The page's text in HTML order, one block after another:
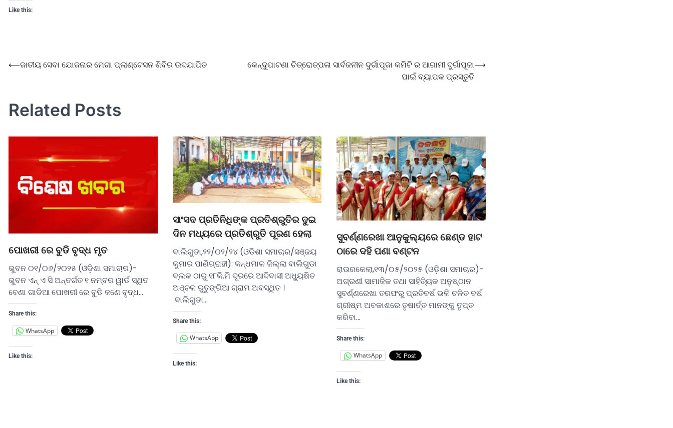
Like this:
⟵ଜାତୀୟ ସେବା ଯୋଜନାର ମେଗା ପ୍ଲାଣ୍ଟେସନ ଶିବିର ଉଦଯାପିତ
କେନ୍ଦୁପାଟଣା ଚିତ୍ରୋତ୍ପଳା ସାର୍ବଜନୀନ ଦୁର୍ଗାପୂଜା କମିଟି ର ଆଗାମୀ ଦୁର୍ଗାପୂଜା
ପାଇଁ ବ୍ୟାପକ ପ୍ରସ୍ତୁତି
⟶
Related Posts
ପୋଖରୀ ରେ ବୁଡି ବୃଦ୍ଧ ମୃତ
ଭୁବନ ୦୧/୦୬/୨୦୨୫ (ଓଡ଼ିଶା ସମାଚାର)-
ଭୁବନ ଏନ୍ ଏ ସି ଅନ୍ତର୍ଗତ ୧ ନମ୍ବର ୱାର୍ଡ ସ୍ଥିତ
ବେଣା ଗାଡିଆ ପୋଖରୀ ରେ ବୁଡି ଜଣେ ବୃଦ୍ଧ…
Share this:
WhatsApp
Like this:
ସାଂସଦ ପ୍ରତିନିଧିଙ୍କ ପ୍ରତିଶ୍ରୁତିର ଦୁଇ
ଦିନ ମଧ୍ୟରେ ପ୍ରତିଶ୍ରୁତି ପୂରଣ ହେଲା
ବାଲିଗୁଡା,୨୨/୦୨/୨୪ (ଓଡିଶା ସମାଚାର/ସଞ୍ଜୟ
କୁମାର ପାଣିଗ୍ରାହୀ): କନ୍ଧମାଳ ଜିଲ୍ଲା ବାଲିଗୁଡା
ବ୍ଲକ ଠାରୁ ୧୮କି.ମି ଦୂରରେ ଆଦିବାସୀ ଅଧ୍ୟୁଷିତ
ଅଞ୍ଚଳ ରୁତୁଙ୍ଗିଆ ଗ୍ରାମ ଅବସ୍ଥିତ ।
ବାଲିଗୁଡା…
Share this:
WhatsApp
Like this:
ସୁବର୍ଣ୍ଣରେଖା ଆନୁକୁଲ୍ୟରେ ଛେଣ୍ଡ ହାଟ
ଠାରେ ଦହି ପଣା ବଣ୍ଟନ
ରାଉରକେଲା,୧୩/୦୫/୨୦୨୫ (ଓଡ଼ିଶା ସମାଚାର)-
ଅଗ୍ରଣୀ ସାମାଜିକ ତଥା ସାହିତ୍ୟିକ ଅନୁଷ୍ଠାନ
ସୁବର୍ଣ୍ଣରେଖା ତରଫରୁ ପ୍ରତିବର୍ଷ ଭଳି ଚଳିତ ବର୍ଷ
ଗ୍ରୀଷ୍ମ ଅବକାଶରେ ତୃଷାର୍ତ୍ତ ମାନଙ୍କୁ ତୃପ୍ତ
କରିବା…
Share this:
WhatsApp
Like this: